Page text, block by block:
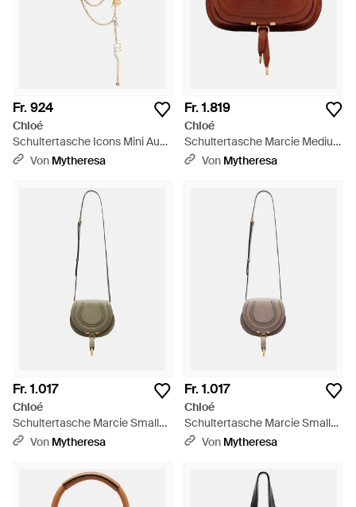
Fr. 924
Chloé
Schultertasche Icons Mini Aus
Leder - Schwarz
Von Mytheresa
Fr. 1.819
Chloé
Schultertasche Marcie Medium
Aus Leder - Rot
Von Mytheresa
Fr. 1.017
Chloé
Schultertasche Marcie Small
Aus Leder - Weiß
Von Mytheresa
Fr. 1.017
Chloé
Schultertasche Marcie Small
Aus Leder - Weiß
Von Mytheresa